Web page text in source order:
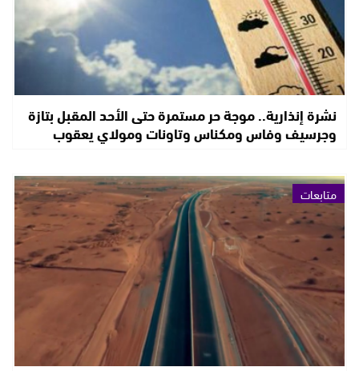
نشرة إنذارية.. موجة حر مستمرة حتى الأحد المقبل بتازة
وجرسيف وفاس ومكناس وتاونات ومولاي يعقوب
متابعات